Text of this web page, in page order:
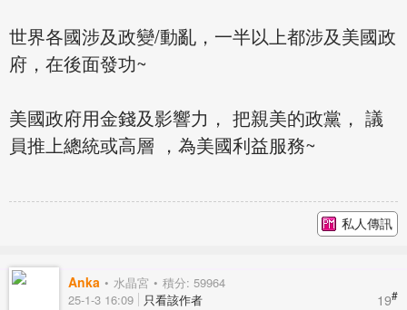
世界各國涉及政變/動亂，一半以上都涉及美國政
府，在後面發功~
美國政府用金錢及影響力， 把親美的政黨， 議
員推上總統或高層 ，為美國利益服務~
私人傳訊
Anka 水晶宮 積分: 59964
19#
25-1-3 16:09 只看該作者